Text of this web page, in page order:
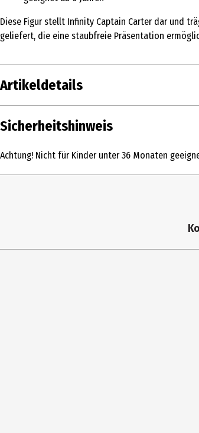
Diese Figur stellt Infinity Captain Carter dar und
geliefert, die eine staubfreie Präsentation
Artikeldetails
Inhalt
Sicherheitshinweis
Achtung! Nicht für Kinder unter 36 Monaten